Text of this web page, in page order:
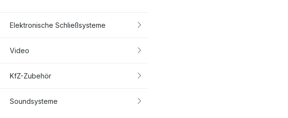
Elektronische Schließsysteme
Video
KfZ-Zubehör
Soundsysteme